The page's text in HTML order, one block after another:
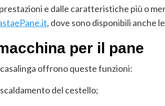
e dalle caratteristiche più o
, dove sono disponibili anche
per il pane
offrono queste funzioni:
del cestello;